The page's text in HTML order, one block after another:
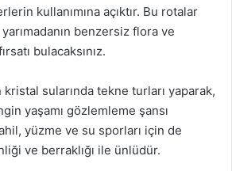
kullanımına açıktır. Bu rotalar
benzersiz flora ve
bulacaksınız.
kristal sularında tekne turları yaparak,
yaşamı gözlemleme şansı
yüzme ve su sporları için de
ve berraklığı ile ünlüdür.